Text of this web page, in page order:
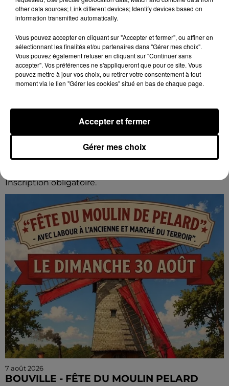
7 août 2026
GOMMERVILLE - RANDONNÉE PÉDESTRE
Dimanche 13 septembre à 8h30 à Gommerville :
Inscription obligatoire.
7 août 2026
BOUVILLE - FÊTE DU MOULIN PELARD
other data sources; Link different devices; Identify devices based on
information transmitted automatically.
Vous pouvez accepter en cliquant sur "Accepter et fermer", ou affiner en
sélectionnant les finalités et/ou partenaires dans "Gérer mes choix".
Vous pouvez également refuser en cliquant sur "Continuer sans
accepter". Vos préférences ne s'appliqueront que pour ce site. Vous
pouvez mettre à jour vos choix, ou retirer votre consentement à tout
moment via le lien "Gérer les cookies" situé en bas de chaque page.
Gérer mes choix
Accepter et fermer